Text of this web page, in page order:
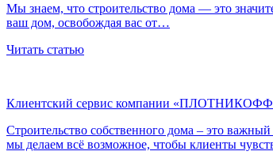
Мы знаем, что строительство дома — это
ваш дом, освобождая вас от…
Читать статью
Клиентский сервис компании
Строительство собственного дома – это
мы делаем всё возможное, чтобы клиенты